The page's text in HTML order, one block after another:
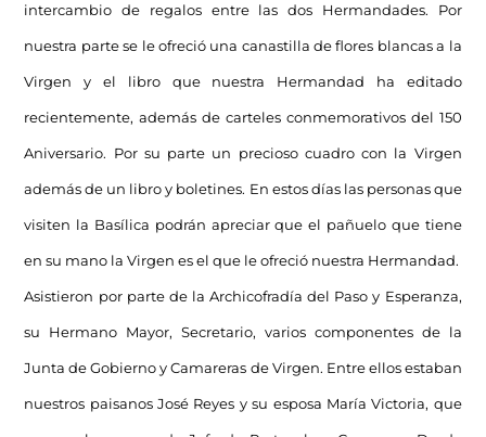
intercambio de regalos entre las dos Hermandades. Por
nuestra parte se le ofreció una canastilla de flores blancas a la
Virgen y el libro que nuestra Hermandad ha editado
recientemente, además de carteles conmemorativos del 150
Aniversario. Por su parte un precioso cuadro con la Virgen
además de un libro y boletines. En estos días las personas que
visiten la Basílica podrán apreciar que el pañuelo que tiene
en su mano la Virgen es el que le ofreció nuestra Hermandad.
Asistieron por parte de la Archicofradía del Paso y Esperanza,
su Hermano Mayor, Secretario, varios componentes de la
Junta de Gobierno y Camareras de Virgen. Entre ellos estaban
nuestros paisanos José Reyes y su esposa María Victoria, que